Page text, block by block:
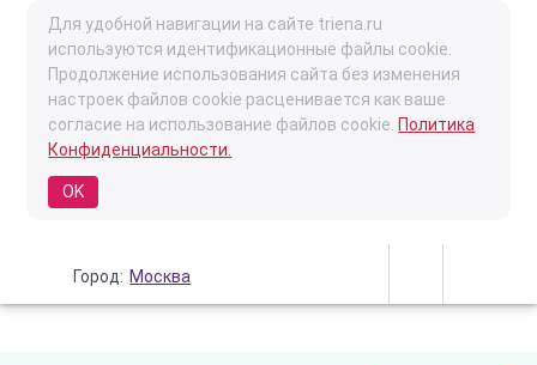
Для удобной навигации на сайте triena.ru
используются идентификационные файлы cookie.
Продолжение использования сайта без изменения
настроек файлов cookie расценивается как ваше
согласие на использование файлов cookie. Политика
Конфиденциальности.
OK
Город: Москва